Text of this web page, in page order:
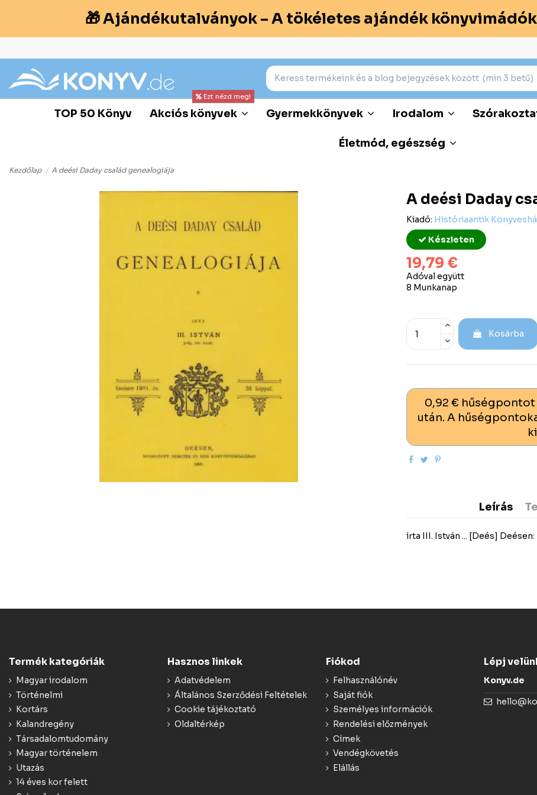
🎁 Ajándékutalványok – A tökéletes ajándék
TOP 50 Könyv Akciós könyvek
Ezt nézd meg!
Gyermekkönyvek Irodalom
Életmód, egészség
Kezdőlap A deési Daday család genealogiája
A deési Daday
Kiadó: Históriaantik
Készleten
19,79 €
Adóval együtt
8 Munkanap
Kosárba
0,92 € hűségpontot
után. A
Leírás
írta III. István ... [Deés]
Termék kategóriák
Magyar irodalom
Történelmi
Kortárs
Kalandregény
Társadalomtudomány
Magyar történelem
Utazás
14 éves kor felett
Hasznos linkek
Adatvédelem
Általános Szerződési Feltételek
Cookie tájékoztató
Oldaltérkép
Fiókod
Felhasználónév
Saját fiók
Személyes információk
Rendelési előzmények
Címek
Vendégkövetés
Elállás
Lépj
Konyv.de